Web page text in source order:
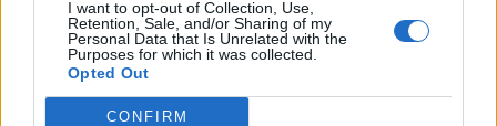
I want to opt-out of Collection, Use,
Retention, Sale, and/or Sharing of my
Personal Data that Is Unrelated with the
Purposes for which it was collected.
Opted Out
CONFIRM
Με αφορμή την εμφάνισή της στο Release Athens 2026,
εξερευνούμε τον σκοτεινό και καθηλωτικό κόσμο της Anna
von Hausswolff, από το "Dead Magic" μέχρι το τελευταίο
της gothic art-pop σύμπαν.